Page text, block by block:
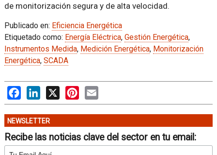
de monitorización segura y de alta velocidad.
Publicado en: Eficiencia Energética
Etiquetado como: Energía Eléctrica, Gestión Energética,
Instrumentos Medida, Medición Energética, Monitorización
Energética, SCADA
FacebookLinkedIn Pinterest
NEWSLETTER
Recibe las noticias clave del sector en tu email: